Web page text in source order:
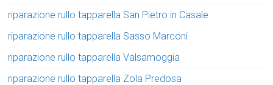
riparazione rullo tapparella San Pietro in Casale
riparazione rullo tapparella Sasso Marconi
riparazione rullo tapparella Valsamoggia
riparazione rullo tapparella Zola Predosa